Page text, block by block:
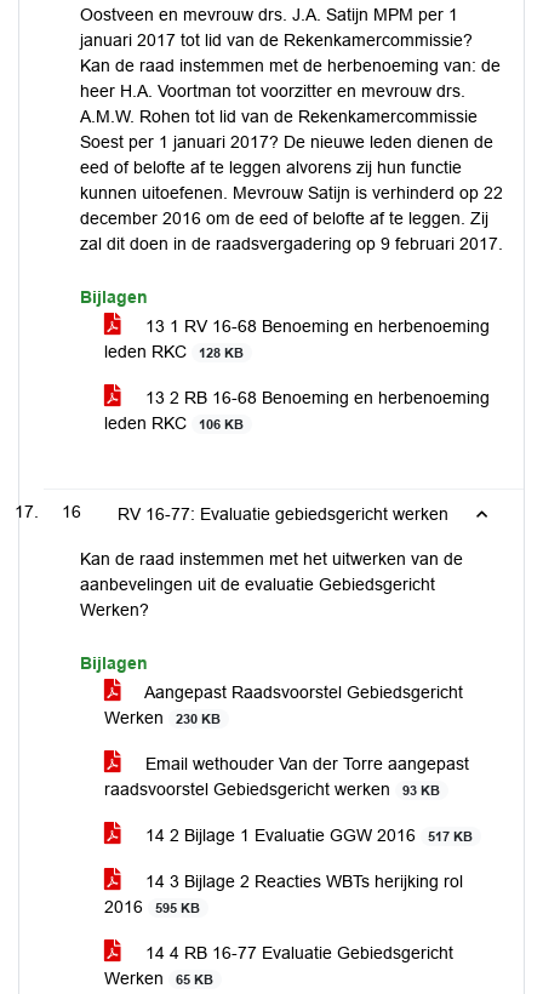
Oostveen en mevrouw drs. J.A. Satijn MPM per 1
januari 2017 tot lid van de Rekenkamercommissie?
Kan de raad instemmen met de herbenoeming van: de
heer H.A. Voortman tot voorzitter en mevrouw drs.
A.M.W. Rohen tot lid van de Rekenkamercommissie
Soest per 1 januari 2017? De nieuwe leden dienen de
eed of belofte af te leggen alvorens zij hun functie
kunnen uitoefenen. Mevrouw Satijn is verhinderd op 22
december 2016 om de eed of belofte af te leggen. Zij
zal dit doen in de raadsvergadering op 9 februari 2017.
Bijlagen
13 1 RV 16-68 Benoeming en herbenoeming
leden RKC
128 KB
13 2 RB 16-68 Benoeming en herbenoeming
leden RKC
106 KB
16 RV 16-77: Evaluatie gebiedsgericht werken
Kan de raad instemmen met het uitwerken van de
aanbevelingen uit de evaluatie Gebiedsgericht
Werken?
Bijlagen
Aangepast Raadsvoorstel Gebiedsgericht
Werken
230 KB
Email wethouder Van der Torre aangepast
raadsvoorstel Gebiedsgericht werken
93 KB
14 2 Bijlage 1 Evaluatie GGW 2016 517 KB
14 3 Bijlage 2 Reacties WBTs herijking rol
2016
595 KB
14 4 RB 16-77 Evaluatie Gebiedsgericht
Werken
65 KB